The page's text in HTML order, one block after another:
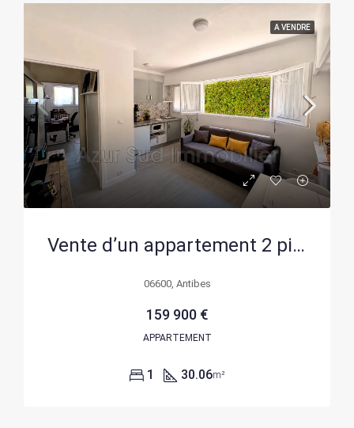
A VENDRE
Vente d’un appartement 2 pièces à Antibes Le Puy, calme et lumineux
06600, Antibes
159 900 €
APPARTEMENT
1 30.06m²